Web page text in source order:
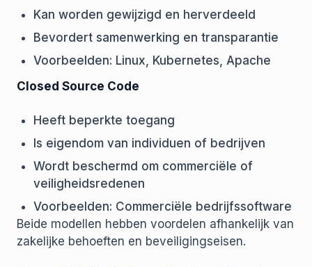
Kan worden gewijzigd en herverdeeld
Bevordert samenwerking en transparantie
Voorbeelden: Linux, Kubernetes, Apache
Closed Source Code
Heeft beperkte toegang
Is eigendom van individuen of bedrijven
Wordt beschermd om commerciële of
veiligheidsredenen
Voorbeelden: Commerciële bedrijfssoftware
Beide modellen hebben voordelen afhankelijk van
zakelijke behoeften en beveiligingseisen.